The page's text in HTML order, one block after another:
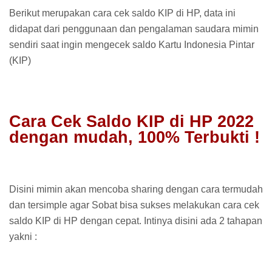
Berikut merupakan cara cek saldo KIP di HP, data ini
didapat dari penggunaan dan pengalaman saudara mimin
sendiri saat ingin mengecek saldo Kartu Indonesia Pintar
(KIP)
Cara Cek Saldo KIP di HP 2022
dengan mudah, 100% Terbukti !
Disini mimin akan mencoba sharing dengan cara termudah
dan tersimple agar Sobat bisa sukses melakukan cara cek
saldo KIP di HP dengan cepat. Intinya disini ada 2 tahapan
yakni :